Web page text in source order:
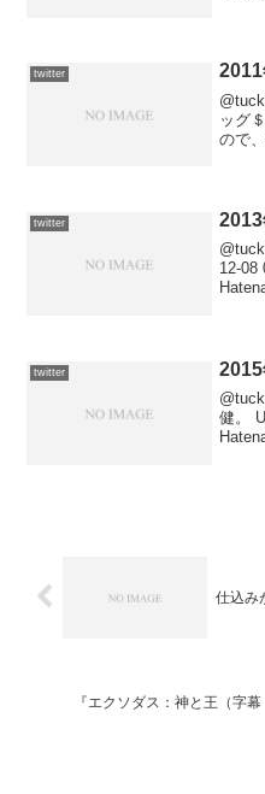
twitter
ッグ
ので
twitter
12-08
twitter
健。
仕込み
『エクソダス：神と王（字幕